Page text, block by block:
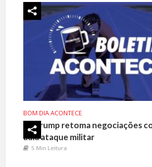
BOM DIA ACONTECE
Trump retoma negociações
adia ataque militar
5 Min Leitura